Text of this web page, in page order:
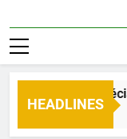
HEADLINES
tarif spécial :